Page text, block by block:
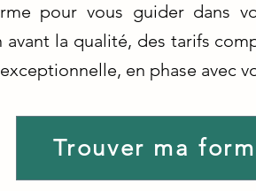
pour vous guider dans
avant la qualité, des tarifs
en phase avec
Trouver ma